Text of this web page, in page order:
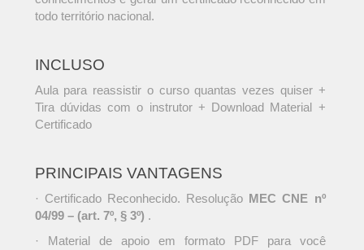
todo território nacional.
INCLUSO
Aula para reassistir o curso quantas vezes quiser +
Tira dúvidas com o instrutor + Download Material +
Certificado
PRINCIPAIS VANTAGENS
· Certificado Reconhecido. Resolução MEC CNE nº
04/99 – (art. 7º, § 3º) .
· Material de apoio em formato PDF para você